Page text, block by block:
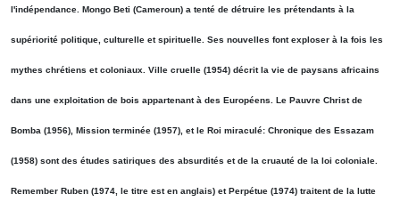
l'indépendance. Mongo Beti (Cameroun) a tenté de détruire les prétendants à la
supériorité politique, culturelle et spirituelle. Ses nouvelles font exploser à la fois les
mythes chrétiens et coloniaux. Ville cruelle (1954) décrit la vie de paysans africains
dans une exploitation de bois appartenant à des Européens. Le Pauvre Christ de
Bomba (1956), Mission terminée (1957), et le Roi miraculé: Chronique des Essazam
(1958) sont des études satiriques des absurdités et de la cruauté de la loi coloniale.
Remember Ruben (1974, le titre est en anglais) et Perpétue (1974) traitent de la lutte